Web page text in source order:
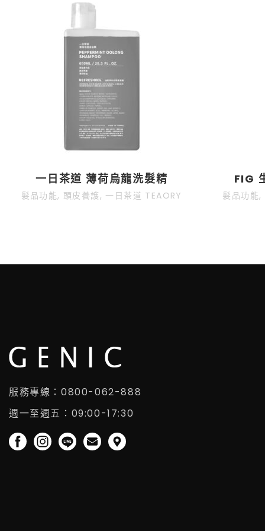
一日茶道 薄荷烏龍洗髮精
髮品功能, 頭皮養護, 一日茶道 TEAORY
FIG
髮品功能,
服務專線：0800-062-888
週一至週五：09:00-17:30